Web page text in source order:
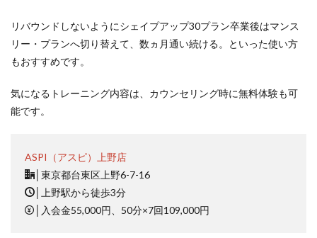
リバウンドしないようにシェイプアップ30プラン卒業後はマンス
リー・プランへ切り替えて、数ヵ月通い続ける。といった使い方
もおすすめです。
気になるトレーニング内容は、カウンセリング時に無料体験も可
能です。
ASPI（アスピ）上野店
東京都台東区上野6-7-16
上野駅から徒歩3分
入会金55,000円、50分×7回109,000円